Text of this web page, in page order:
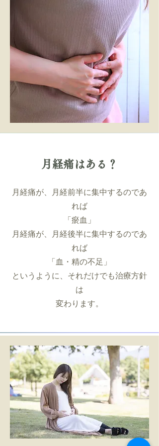
月経痛はある？
月経痛が、月経前半に集中するのであ
れば
「瘀血」
月経痛が、月経後半に集中するのであ
れば
「血・精の不足」
というように、それだけでも治療方針
は
​変わります。